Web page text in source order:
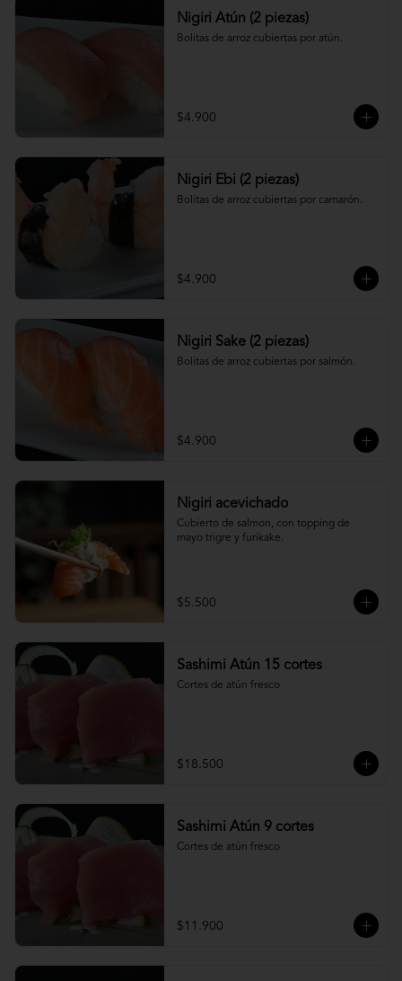
Nigiri Atún (2 piezas)
Bolitas de arroz cubiertas por atún.
$4.900
Nigiri Ebi (2 piezas)
Bolitas de arroz cubiertas por camarón.
$4.900
Nigiri Sake (2 piezas)
Bolitas de arroz cubiertas por salmón.
$4.900
Nigiri acevichado
Cubierto de salmon, con topping de
mayo trigre y furikake.
$5.500
Sashimi Atún 15 cortes
Cortes de atún fresco
$18.500
Sashimi Atún 9 cortes
Cortes de atún fresco
$11.900